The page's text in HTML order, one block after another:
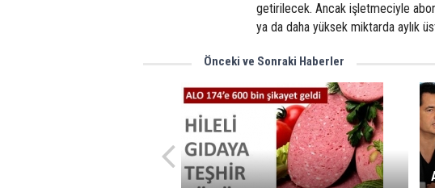
getirilecek. Ancak işletmeciyle
ya da daha yüksek miktarda aylık
Önceki ve Sonraki Haberler